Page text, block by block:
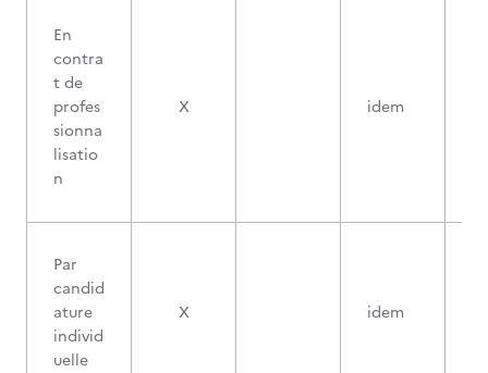
En
contra
t de
profes
sionna
lisatio
n
X idem
Par
candid
ature
individ
uelle
X idem